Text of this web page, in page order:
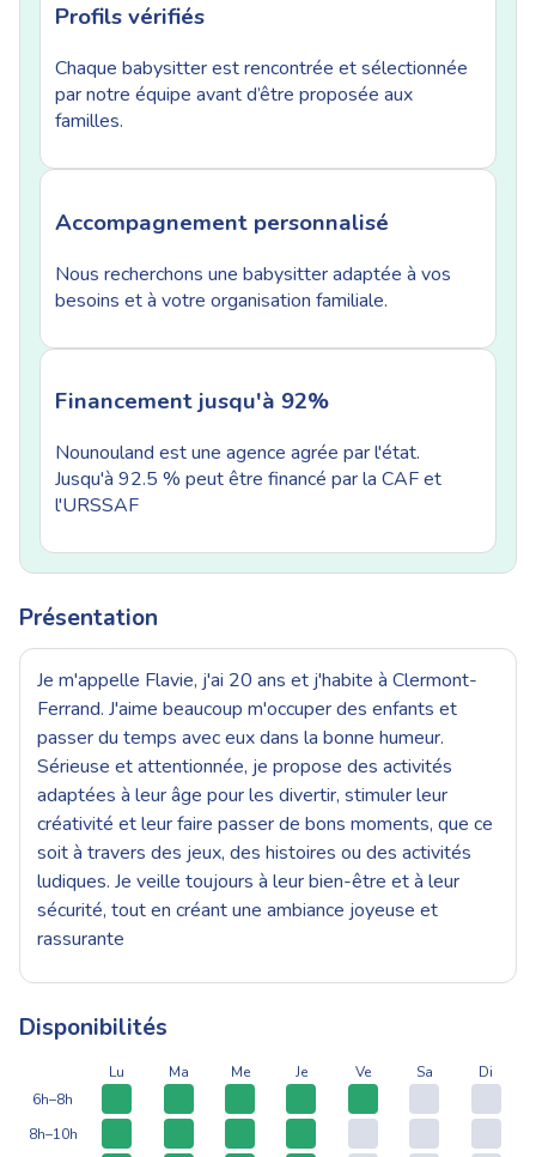
Profils vérifiés
Chaque babysitter est rencontrée et sélectionnée
par notre équipe avant d’être proposée aux
familles.
Accompagnement personnalisé
Nous recherchons une babysitter adaptée à vos
besoins et à votre organisation familiale.
Financement jusqu'à 92%
Nounouland est une agence agrée par l'état.
Jusqu'à 92.5 % peut être financé par la CAF et
l'URSSAF
Présentation
Je m'appelle Flavie, j'ai 20 ans et j'habite à Clermont-
Ferrand. J'aime beaucoup m'occuper des enfants et
passer du temps avec eux dans la bonne humeur.
Sérieuse et attentionnée, je propose des activités
adaptées à leur âge pour les divertir, stimuler leur
créativité et leur faire passer de bons moments, que ce
soit à travers des jeux, des histoires ou des activités
ludiques. Je veille toujours à leur bien-être et à leur
sécurité, tout en créant une ambiance joyeuse et
rassurante
Disponibilités
Lu Ma Me Je Ve Sa
Di
6h–8h
8h–10h